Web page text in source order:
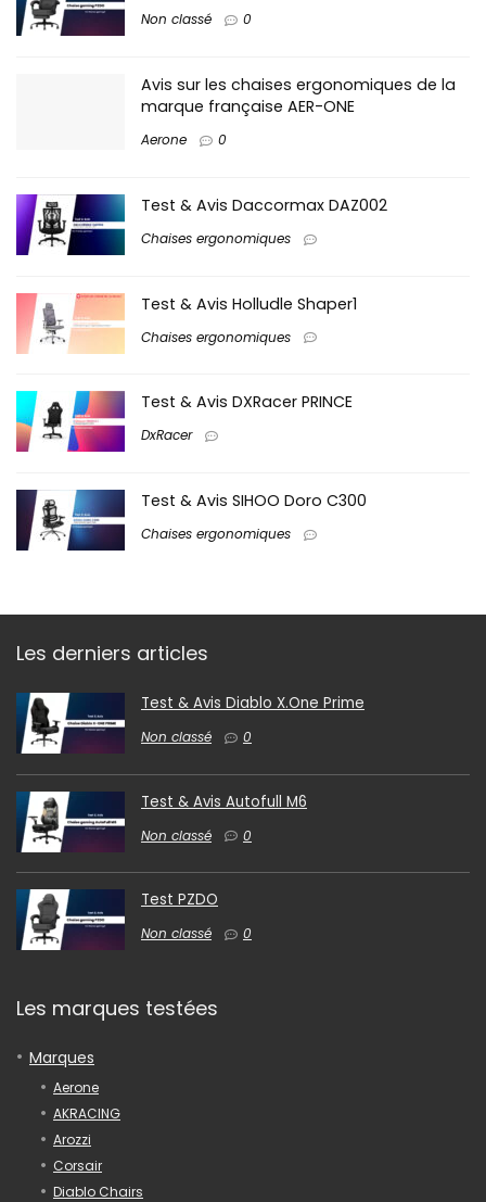
Non classé 0
Avis sur les chaises ergonomiques de la
marque française AER-ONE
Aerone 0
Test & Avis Daccormax DAZ002
Chaises ergonomiques
Test & Avis Holludle Shaper1
Chaises ergonomiques
Test & Avis DXRacer PRINCE
DxRacer
Test & Avis SIHOO Doro C300
Chaises ergonomiques
Les derniers articles
Test & Avis Diablo X.One Prime
Non classé 0
Test & Avis Autofull M6
Non classé 0
Test PZDO
Non classé 0
Les marques testées
Marques
Aerone
AKRACING
Arozzi
Corsair
Diablo Chairs